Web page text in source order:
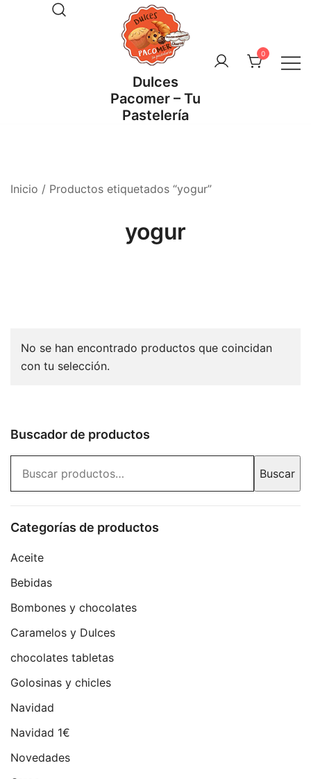
Dulces
Pacomer – Tu
Pastelería
0
Inicio / Productos etiquetados “yogur”
yogur
No se han encontrado productos que coincidan
con tu selección.
Buscador de productos
por:
Buscar
Categorías de productos
Aceite
Bebidas
Bombones y chocolates
Caramelos y Dulces
chocolates tabletas
Golosinas y chicles
Navidad
Navidad 1€
Novedades